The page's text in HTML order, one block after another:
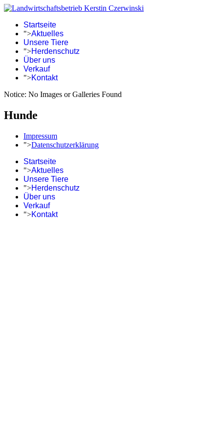
Startseite
">Aktuelles
Unsere Tiere
">Herdenschutz
Über uns
Verkauf
">Kontakt
Notice: No Images or Galleries Found
Hunde
Impressum
">Datenschutzerklärung
Startseite
">Aktuelles
Unsere Tiere
">Herdenschutz
Über uns
Verkauf
">Kontakt